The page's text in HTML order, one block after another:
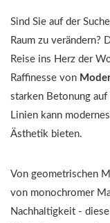
Sind Sie auf der
Raum zu verändern?
Reise ins Herz der
Raffinesse von
starken Betonung
Linien kann
Ästhetik bieten.
Von geometrischen
von monochromer
Nachhaltigkeit -